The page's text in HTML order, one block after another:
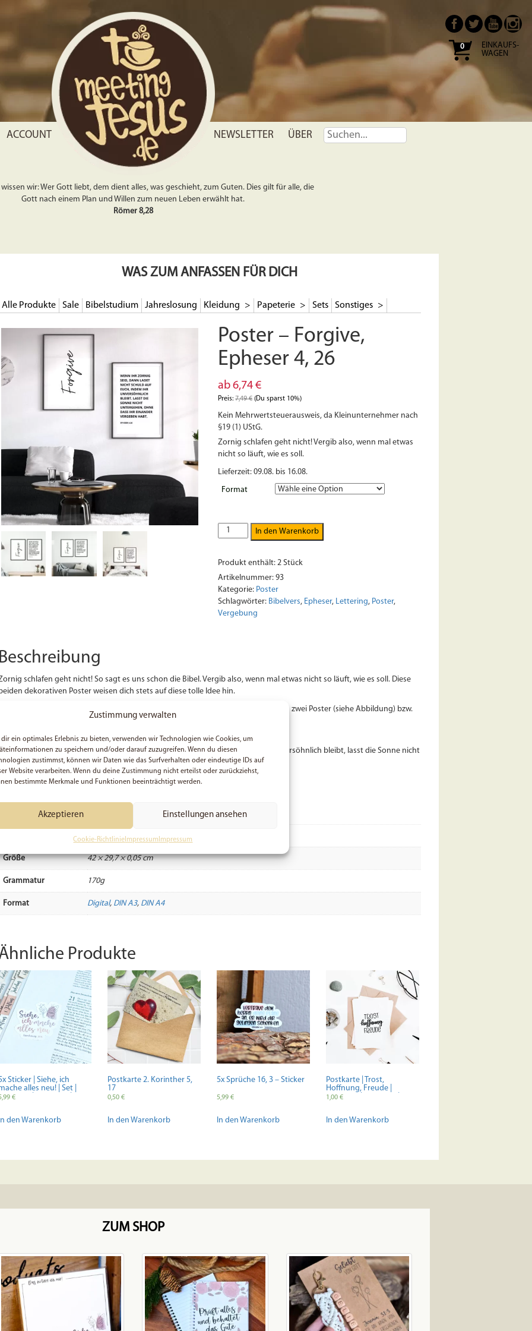
Zustimmung verwalten
dir ein optimales Erlebnis zu bieten, verwenden wir Technologien wie Cookies, um
zu speichern und/oder darauf zuzugreifen. Wenn du diesen
zustimmst, können wir Daten wie das Surfverhalten oder eindeutige IDs auf
Website verarbeiten. Wenn du deine Zustimmung nicht erteilst oder zurückziehst,
bestimmte Merkmale und Funktionen beeinträchtigt werden.
Akzeptieren Einstellungen ansehen
Cookie-Richtlinie Impressum Impressum
0
EINKAUFS-
WAGEN
ACCOUNT NEWSLETTER ÜBER
wissen wir: Wer Gott liebt, dem dient alles, was geschieht, zum Guten. Dies gilt für alle, die
Gott nach einem Plan und Willen zum neuen Leben erwählt hat.
Römer 8,28
WAS ZUM ANFASSEN FÜR DICH
Alle Produkte Sale Bibelstudium Jahreslosung Kleidung Papeterie Sets Sonstiges
Poster – Forgive,
Epheser 4, 26
ab 6,74 €
Preis: 7,49€ (Du sparst 10%)
Kein Mehrwertsteuerausweis, da Kleinunternehmer nach
§19 (1) UStG.
Zornig schlafen geht nicht! Vergib also, wenn mal etwas
nicht so läuft, wie es soll.
Lieferzeit: 09.08. bis 16.08.
Format
Poster
-
Epheser
4,
26
Menge
In den Warenkorb
Produkt enthält: 2 Stück
Artikelnummer: 93
Kategorie: Poster
Schlagwörter: Bibelvers, Epheser, Lettering, Poster,
Vergebung
Beschreibung
schlafen geht nicht! So sagt es uns schon die Bibel. Vergib also, wenn mal etwas nicht so läuft, wie es soll. Diese
dekorativen Poster weisen dich stets auf diese tolle Idee hin.
oderA4
verfügbar. Du bekommst hier zum angezeigten Preis zwei Poster (siehe Abbildung) bzw.
1:Forgive
2: Wenn ihr Zornig seid, dann ladet nicht Schuld auf euch, indem ihr unversöhnlich bleibt, lasst die Sonne nicht
ohne dass ihr einander vergeben habt.
kann abweichen. Verkauft werden die Poster ohne Rahmen.
Informationen
21 g
Größe 42 × 29,7 × 0,05 cm
Grammatur 170g
Format Digital, DIN A3, DIN A4
Produkte
Sticker | Siehe, ich
alles neu! | Set |
| Christlich |
| Jahreslosung
€
den Warenkorb
Postkarte 2. Korinther 5,
17
0,50 €
In den Warenkorb
5x Sprüche 16, 3 – Sticker
5,99 €
In den Warenkorb
Postkarte | Trost,
Hoffnung, Freude |
Christlich | Bibelvers |
94:19 | Trauer | Gott
1,00 €
In den Warenkorb
ZUM SHOP